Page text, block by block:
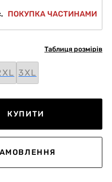
ПОКУПКА ЧАСТИНАМИ
Таблиця розмірів
3XL
КУПИТИ